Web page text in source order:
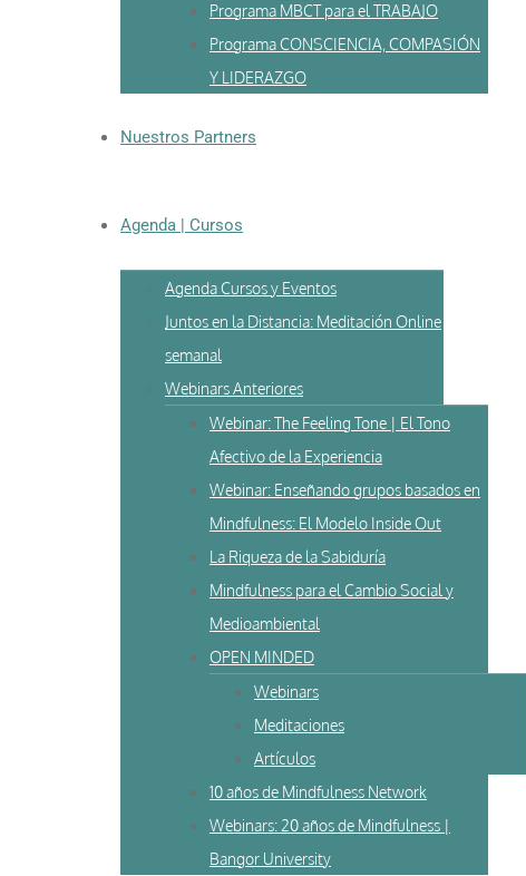
Programa MBCT para el TRABAJO
Programa CONSCIENCIA, COMPASIÓN
Y LIDERAZGO
Nuestros Partners
Agenda | Cursos
Agenda Cursos y Eventos
Juntos en la Distancia: Meditación Online
semanal
Webinars Anteriores
Webinar: The Feeling Tone | El Tono
Afectivo de la Experiencia
Webinar: Enseñando grupos basados en
Mindfulness: El Modelo Inside Out
La Riqueza de la Sabiduría
Mindfulness para el Cambio Social y
Medioambiental
OPEN MINDED
Webinars
Meditaciones
Artículos
10 años de Mindfulness Network
Webinars: 20 años de Mindfulness |
Bangor University